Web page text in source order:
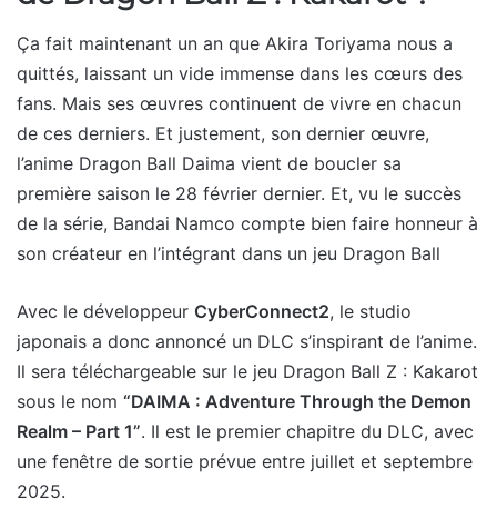
Ça fait maintenant un an que Akira Toriyama nous a
quittés, laissant un vide immense dans les cœurs des
fans. Mais ses œuvres continuent de vivre en chacun
de ces derniers. Et justement, son dernier œuvre,
l’anime Dragon Ball Daima vient de boucler sa
première saison le 28 février dernier. Et, vu le succès
de la série, Bandai Namco compte bien faire honneur à
son créateur en l’intégrant dans un jeu Dragon Ball
Avec le développeur CyberConnect2, le studio
japonais a donc annoncé un DLC s’inspirant de l’anime.
Il sera téléchargeable sur le jeu Dragon Ball Z : Kakarot
sous le nom “DAIMA : Adventure Through the Demon
Realm – Part 1”. Il est le premier chapitre du DLC, avec
une fenêtre de sortie prévue entre juillet et septembre
2025.